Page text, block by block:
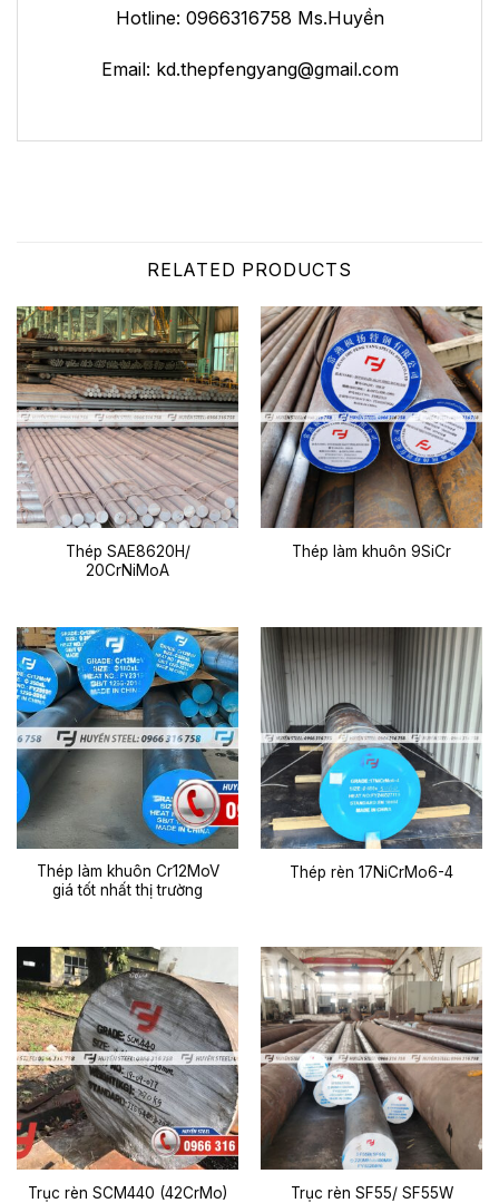
Hotline: 0966316758 Ms.Huyền
Email: kd.thepfengyang@gmail.com
RELATED PRODUCTS
Thép SAE8620H/
20CrNiMoA
Thép làm khuôn 9SiCr
Thép làm khuôn Cr12MoV
giá tốt nhất thị trường
Thép rèn 17NiCrMo6-4
Trục rèn SCM440 (42CrMo) Trục rèn SF55/ SF55W